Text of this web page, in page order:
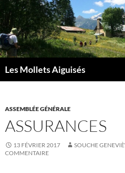
Aller
au
contenu
Les Mollets Aiguisés
ASSEMBLÉE GÉNÉRALE
ASSURANCES
13 FÉVRIER 2017 SOUCHE
COMMENTAIRE